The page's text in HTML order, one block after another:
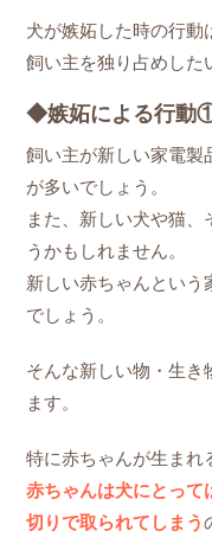
犬が嫉妬した時の行動
飼い主を独り占めした
◆嫉妬による行動
飼い主が新しい家電製
が多いでしょう。
また、新しい犬や猫
うかもしれません。
新しい赤ちゃんという
でしょう。
そんな新しい物・生き
ます。
特に赤ちゃんが生まれ
赤ちゃんは犬にとって
切りで取られてしまう